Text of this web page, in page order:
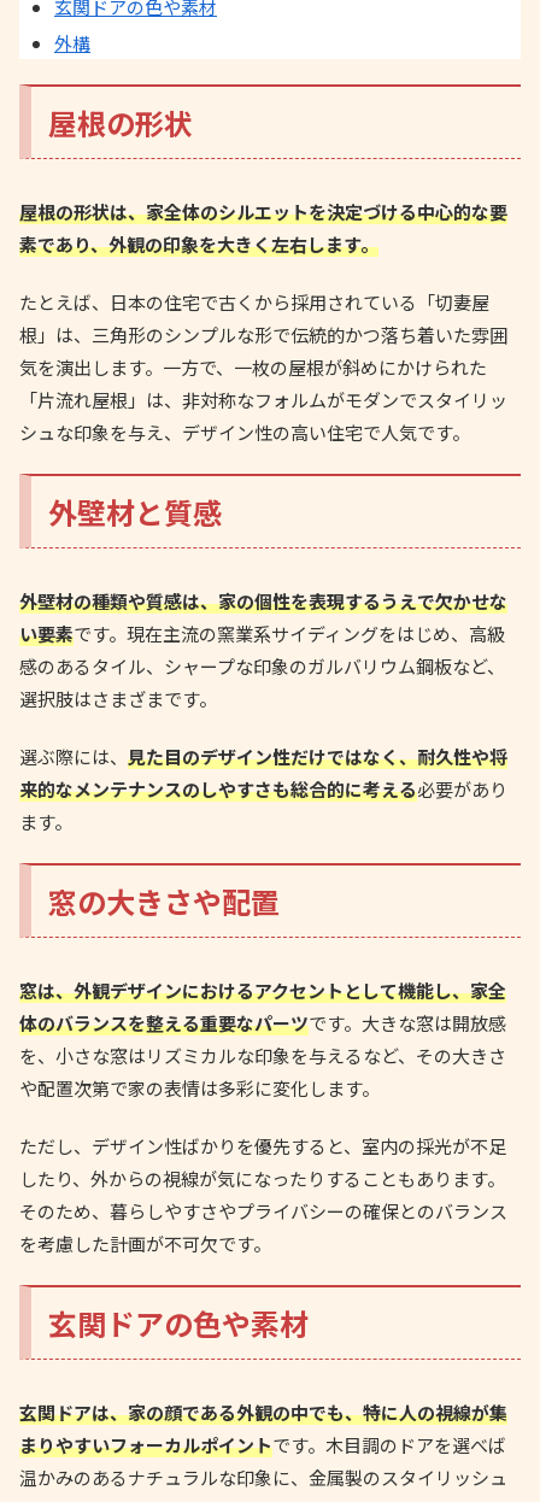
玄関ドアの色や素材
外構
屋根の形状
屋根の形状は、家全体のシルエットを決定づける中心的な要
素であり、外観の印象を大きく左右します。
たとえば、日本の住宅で古くから採用されている「切妻屋
根」は、三角形のシンプルな形で伝統的かつ落ち着いた雰囲
気を演出します。一方で、一枚の屋根が斜めにかけられた
「片流れ屋根」は、非対称なフォルムがモダンでスタイリッ
シュな印象を与え、デザイン性の高い住宅で人気です。
外壁材と質感
外壁材の種類や質感は、家の個性を表現するうえで欠かせな
い要素です。現在主流の窯業系サイディングをはじめ、高級
感のあるタイル、シャープな印象のガルバリウム鋼板など、
選択肢はさまざまです。
選ぶ際には、 見た目のデザイン性だけではなく、耐久性や将
来的なメンテナンスのしやすさも総合的に考える必要があり
ます。
窓の大きさや配置
窓は、外観デザインにおけるアクセントとして機能し、家全
体のバランスを整える重要なパーツです。大きな窓は開放感
を、小さな窓はリズミカルな印象を与えるなど、その大きさ
や配置次第で家の表情は多彩に変化します。
ただし、デザイン性ばかりを優先すると、室内の採光が不足
したり、外からの視線が気になったりすることもあります。
そのため、暮らしやすさやプライバシーの確保とのバランス
を考慮した計画が不可欠です。
玄関ドアの色や素材
玄関ドアは、家の顔である外観の中でも、特に人の視線が集
まりやすいフォーカルポイントです。木目調のドアを選べば
温かみのあるナチュラルな印象に、金属製のスタイリッシュ